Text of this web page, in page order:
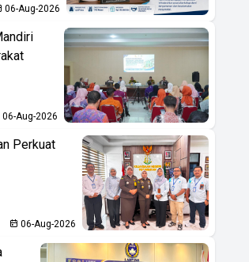
06-Aug-2026
06-Aug-2026
Perkuat
06-Aug-2026